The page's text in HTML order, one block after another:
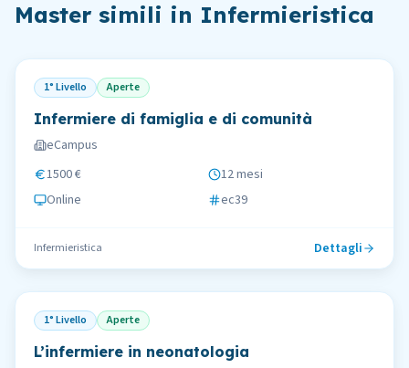
Master simili in Infermieristica
1° Livello Aperte
Infermiere di famiglia e di comunità
eCampus
1500 €
12 mesi
Online
ec39
Infermieristica Dettagli
1° Livello Aperte
L’infermiere in neonatologia